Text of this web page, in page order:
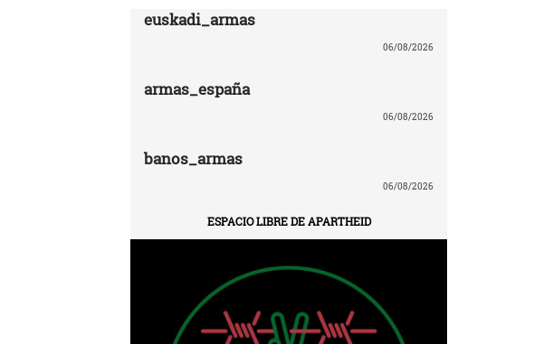
euskadi_armas
06/08/2026
armas_españa
06/08/2026
banos_armas
06/08/2026
ESPACIO LIBRE DE APARTHEID